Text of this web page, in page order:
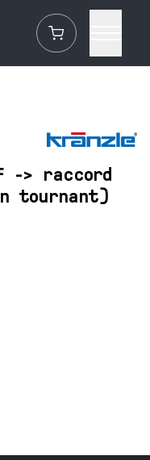
-> raccord
tournant)